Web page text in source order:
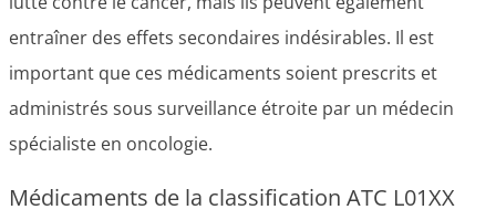
entraîner des effets secondaires indésirables. Il est
important que ces médicaments soient prescrits et
administrés sous surveillance étroite par un médecin
spécialiste en oncologie.
Médicaments de la classification ATC L01XX